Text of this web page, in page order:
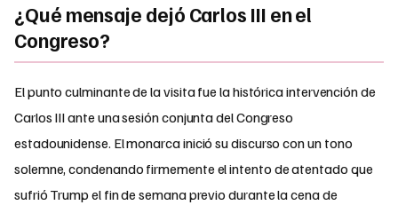
¿Qué mensaje dejó Carlos III en el
Congreso?
El punto culminante de la visita fue la histórica intervención de
Carlos III ante una sesión conjunta del Congreso
estadounidense. El monarca inició su discurso con un tono
solemne, condenando firmemente el intento de atentado que
sufrió Trump el fin de semana previo durante la cena de